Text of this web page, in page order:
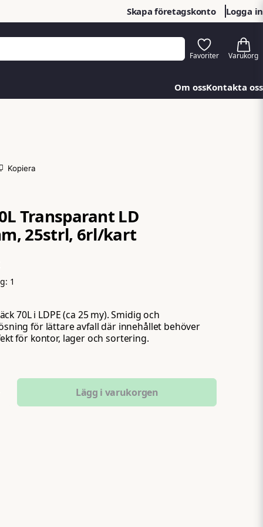
Skapa företagskonto Logga in
Om ossKontakta oss
Kopiera
Transparant LD
25strl, 6rl/kart
1
70L i LDPE (ca 25 my). Smidig och
för lättare avfall där innehållet behöver
för kontor, lager och sortering.
Lägg i varukorgen